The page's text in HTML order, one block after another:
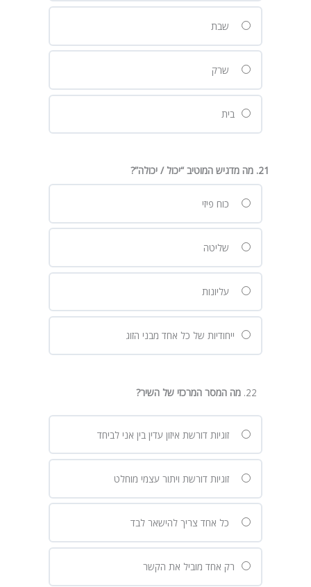
שבת
שרק
בית
21. מה מדגיש המוטיב “יכול / יכולה”?
כוח פיזי
שליטה
עליונות
ייחודיות של כל אחד מבני הזוג
מה המסר המרכזי של השיר?
זוגיות דורשת איזון עדין בין אני לביחד
זוגיות דורשת ויתור עצמי מוחלט
כל אחד צריך להישאר לבד
רק אחד מוביל את הקשר